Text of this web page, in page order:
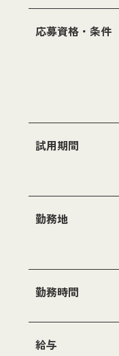
応募資格・条件
試用期間
勤務地
勤務時間
給与